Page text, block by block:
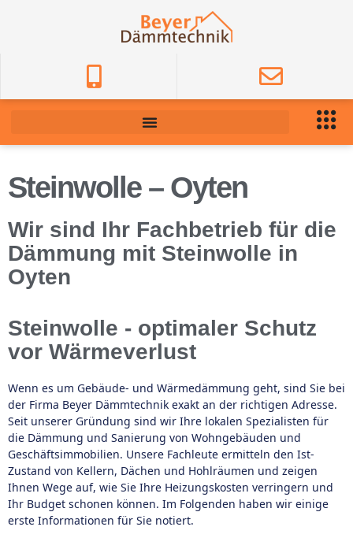
Steinwolle – Oyten
Wir sind Ihr Fachbetrieb für die
Dämmung mit Steinwolle in
Oyten
Steinwolle - optimaler Schutz
vor Wärmeverlust
Wenn es um Gebäude- und Wärmedämmung geht, sind Sie bei
der Firma Beyer Dämmtechnik exakt an der richtigen Adresse.
Seit unserer Gründung sind wir Ihre lokalen Spezialisten für
die Dämmung und Sanierung von Wohngebäuden und
Geschäftsimmobilien. Unsere Fachleute ermitteln den Ist-
Zustand von Kellern, Dächen und Hohlräumen und zeigen
Ihnen Wege auf, wie Sie Ihre Heizungskosten verringern und
Ihr Budget schonen können. Im Folgenden haben wir einige
erste Informationen für Sie notiert.